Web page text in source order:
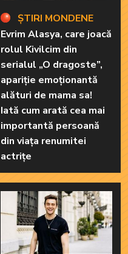
ȘTIRI MONDENE
Evrim Alasya, care joacă
rolul Kivilcim din
serialul „O dragoste”,
apariție emoționantă
alături de mama sa!
Iată cum arată cea mai
importantă persoană
din viața renumitei
actrițe